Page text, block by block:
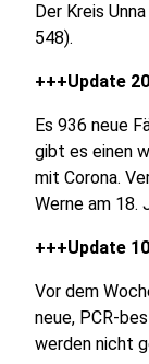
Der Kreis
548).
+++Update
Es 936 neue
gibt es einen
mit Corona.
Werne am 18.
+++Update
Vor dem
neue, PCR-
werden nicht